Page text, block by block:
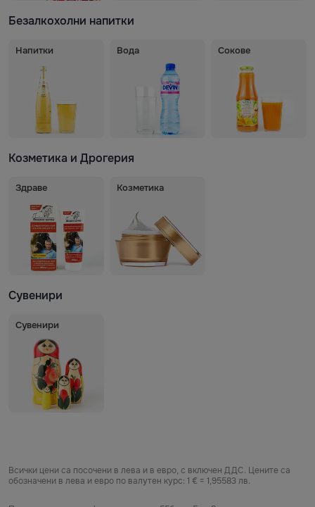
Безалкохолни напитки
Напитки Вода Сокове
Козметика и Дрогерия
Здраве Козметика
Сувенири
Сувенири
Всички цени са посочени в лева и в евро, с включен ДДС. Цените са
обозначени в лева и евро по валутен курс: 1 € = 1,95583 лв.